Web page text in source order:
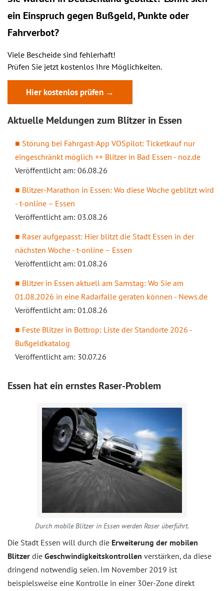
ein Einspruch gegen Bußgeld, Punkte oder
Fahrverbot?
Viele Bescheide sind fehlerhaft!
Prüfen Sie jetzt kostenlos Ihre Möglichkeiten.
Hier kostenlos prüfen →
Aktuelle Meldungen zum Blitzer in Essen
Störung bei Fahrgast-App VOSpilot: Ticketkauf nur
eingeschränkt möglich ++ Blitzer in Bad Essen - noz.de
Veröffentlicht am: 06.08.26
Blitzer-Marathon in Essen: Wo diese Woche geblitzt wird
- t-online – Essen
Veröffentlicht am: 03.08.26
Raser aufgepasst: Hier blitzt die Stadt Essen in der
nächsten Woche - t-online – Essen
Veröffentlicht am: 01.08.26
Blitzer in Essen aktuell am Samstag: Wo Sie am
01.08.2026 in eine Radarfalle geraten können - News.de
Veröffentlicht am: 01.08.26
Feste Blitzer in Bottrop: Liste der Standorte 2026 -
Bußgeldkatalog
Veröffentlicht am: 30.07.26
Essen hat ein ernstes Raser-Problem
Durch mobile Blitzer in Essen werden Raser überführt.
Die Stadt Essen will durch die Erweiterung der mobilen
Blitzer die Geschwindigkeitskontrollen verstärken, da diese
dringend notwendig seien. Im November 2019 ist
beispielsweise eine Kontrolle in einer 30er-Zone direkt